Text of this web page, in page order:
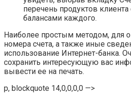
перечень продуктов
балансами каждого.
Наиболее простым методом, для
номера счета, а также иные
использование Интернет-банка.
сохранить интересующую вас
вывести ее на печать.
p, blockquote 14,0,0,0,0 —>